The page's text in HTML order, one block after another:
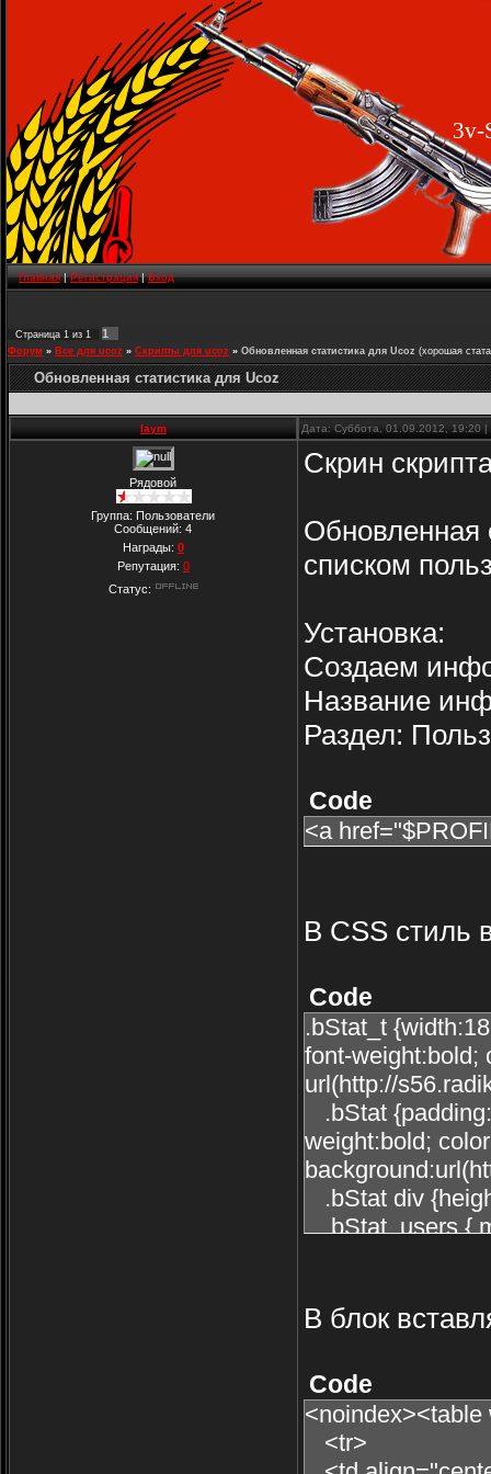
3v-
Главная|Регистрация|Вход
Страница 1 из 1 1
Форум » Все для ucoz » Скрипты для ucoz » Обновленная статистика для Ucoz (хорошая
Обновленная статистика для Ucoz
laym Дата: Суббота, 01.09.2012, 19:20
Рядовой
Группа: Пользователи
Сообщений:4
Награды: 0
Репутация: 0
Статус:
Скрин
Обновленная
списком
Установка:
Создаем
Название
Раздел:
Code
<a
В CSS стиль
Code
.bStat_t
font-weight:bold;
url(http://
.bStat
weight:bold;
.bStat div
.bStat_users {
.bStat_users
.scroll {
width:190px;
height:40px;
В блок
Code
<tr>